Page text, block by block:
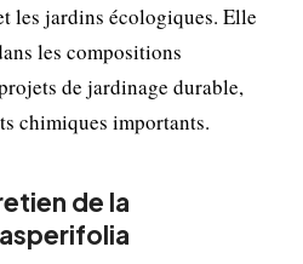
les jardins écologiques. Elle
les compositions
de jardinage durable,
chimiques importants.
de la